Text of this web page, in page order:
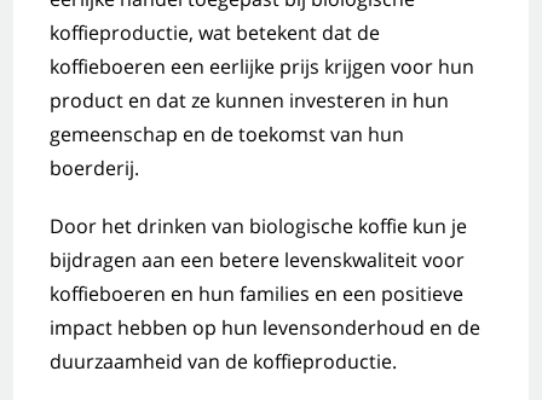
koffieproductie, wat betekent dat de
koffieboeren een eerlijke prijs krijgen voor hun
product en dat ze kunnen investeren in hun
gemeenschap en de toekomst van hun
boerderij.
Door het drinken van biologische koffie kun je
bijdragen aan een betere levenskwaliteit voor
koffieboeren en hun families en een positieve
impact hebben op hun levensonderhoud en de
duurzaamheid van de koffieproductie.